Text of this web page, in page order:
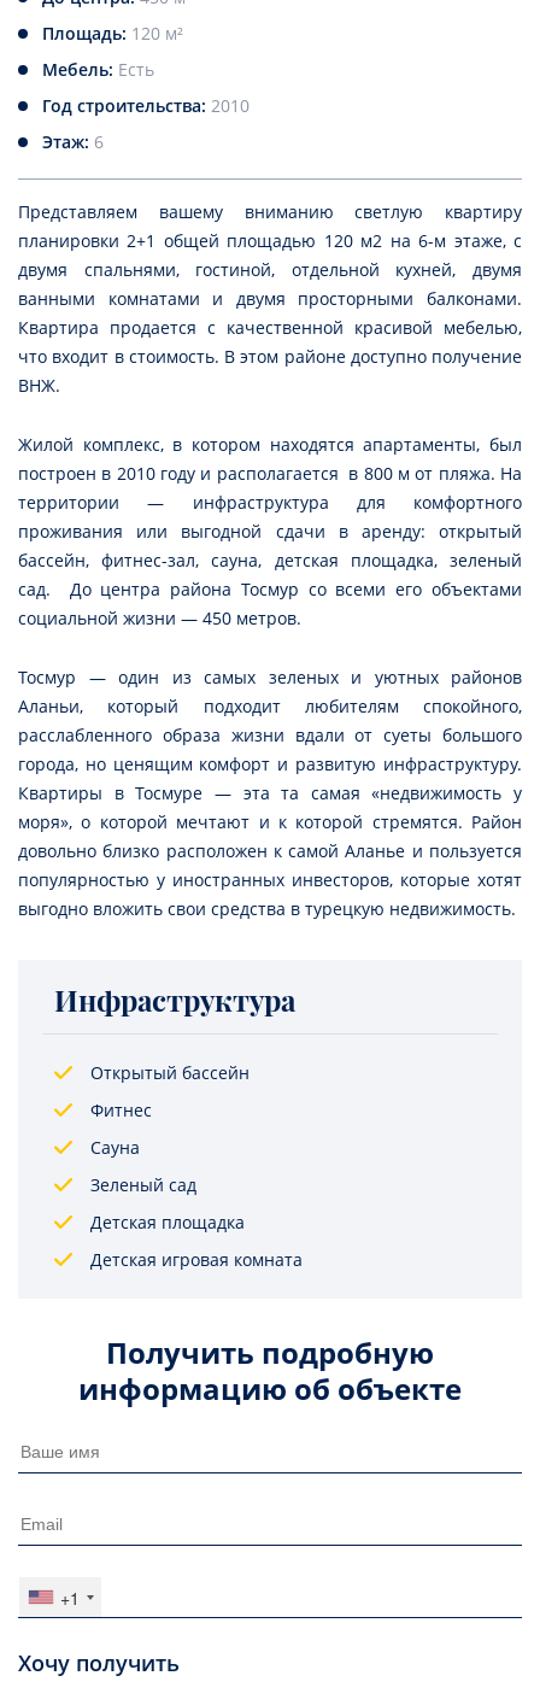
Площадь: 120 м²
Мебель: Есть
Год строительства: 2010
Этаж: 6
Представляем вашему вниманию светлую квартиру
планировки 2+1 общей площадью 120 м2 на 6-м этаже, с
двумя спальнями, гостиной, отдельной кухней, двумя
ванными комнатами и двумя просторными балконами.
Квартира продается с качественной красивой мебелью,
что входит в стоимость. В этом районе доступно получение
ВНЖ.
Жилой комплекс, в котором находятся апартаменты, был
построен в 2010 году и располагается в 800 м от пляжа. На
территории — инфраструктура для комфортного
проживания или выгодной сдачи в аренду: открытый
бассейн, фитнес-зал, сауна, детская площадка, зеленый
сад. До центра района Тосмур со всеми его объектами
социальной жизни — 450 метров.
Тосмур — один из самых зеленых и уютных районов
Аланьи, который подходит любителям спокойного,
расслабленного образа жизни вдали от суеты большого
города, но ценящим комфорт и развитую инфраструктуру.
Квартиры в Тосмуре — эта та самая «недвижимость у
моря», о которой мечтают и к которой стремятся. Район
довольно близко расположен к самой Аланье и пользуется
популярностью у иностранных инвесторов, которые хотят
выгодно вложить свои средства в турецкую недвижимость.
Инфраструктура
Открытый бассейн
Фитнес
Сауна
Зеленый сад
Детская площадка
Детская игровая комната
Получить подробную
информацию об объекте
+1
Хочу получить